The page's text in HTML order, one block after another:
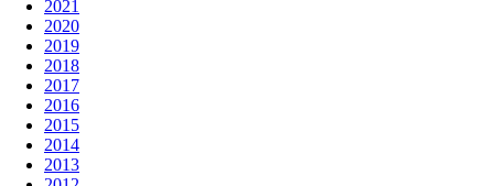
2021
2020
2019
2018
2017
2016
2015
2014
2013